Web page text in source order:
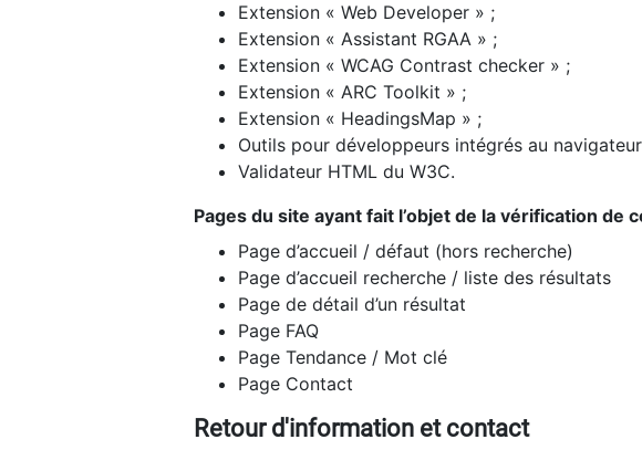
Extension « Web Developer » ;
Extension « Assistant RGAA » ;
Extension « WCAG Contrast checker » ;
Extension « ARC Toolkit » ;
Extension « HeadingsMap » ;
Outils pour développeurs intégrés au
Validateur HTML du W3C.
Pages du site ayant fait l’objet de la vérification de
Page d’accueil / défaut (hors recherche)
Page d’accueil recherche / liste des résultats
Page de détail d’un résultat
Page FAQ
Page Tendance / Mot clé
Page Contact
Retour d'information et contact